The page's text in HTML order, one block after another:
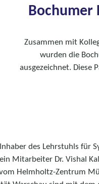
Bochumer
Zusammen mit
wurden die
ausgezeichnet. Diese
des Lehrstuhls für
Mitarbeiter Dr. Vishal
Helmholtz-Zentrum